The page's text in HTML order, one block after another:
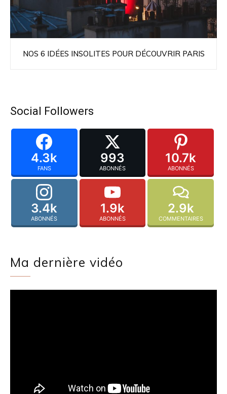
NOS 6 IDÉES INSOLITES POUR DÉCOUVRIR PARIS
Social Followers
4.3k
FANS
993
ABONNÉS
10.7k
ABONNÉS
3.4k
ABONNÉS
1.9k
ABONNÉS
2.9k
COMMENTAIRES
Ma dernière vidéo